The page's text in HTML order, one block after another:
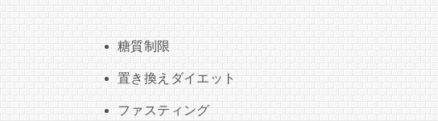
糖質制限
置き換えダイエット
ファスティング